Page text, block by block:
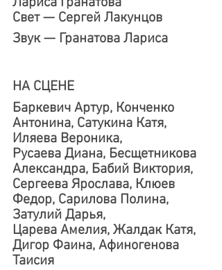
Свет — Сергей Лакунцов
Звук — Гранатова Лариса
НА СЦЕНЕ
Баркевич Артур, Конченко
Антонина, Сатукина Катя,
Иляева Вероника,
Русаева Диана, Бесщетникова
Александра, Бабий Виктория,
Сергеева Ярослава, Клюев
Федор, Сарилова Полина,
Затулий Дарья,
Царева Амелия, Жалдак Катя,
Дигор Фаина, Афиногенова
Таисия